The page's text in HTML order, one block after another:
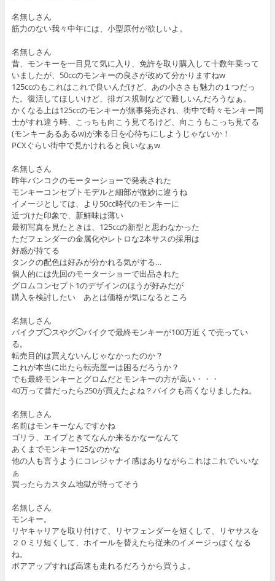
名無しさん
筋力のない我々中年には、小型原付が欲しいよ。
名無しさん
昔、モンキーを一目見て気に入り、免許を取り購入して十数年乗って
いましたが、50ccのモンキーの良さが改めて分かりますねw
125ccのもこれはこれで良いんだけど、あの小ささも魅力の１つだっ
た。復活してほしいけど、排ガス規制などで難しいんだろうなぁ。
かくなる上は125ccのモンキーが無事発売され、街中で時々モンキー同
士がすれ違う時、こっちも向こう見てるけど、向こうもこっち見てる
(モンキーあるあるw)が来る日を心待ちにしようじゃないか！
PCXぐらい街中で見かけれると良いなぁw
名無しさん
昨年バンコクのモーターショーで発表された
モンキーコンセプトモデルと細部が微妙に違うね
イメージとしては、より50cc時代のモンキーに
近づけた印象で、新鮮味は薄い
最初写真を見たときは、125ccの新型と思わなかった
ただフェンダーの金属化やレトロな2本サスの採用は
好感が持てる
タンクの配色は好みが分かれる気がする…
個人的には先回のモーターショーで出品された
グロムコンセプト1のデザインのほうが好みだが
購入を検討したい あとは価格が気になるところ
名無しさん
バイクブ◯スやグ◯バイクで最終モンキーが100万近くで売ってい
る。
転売目的は買えないんじゃなかったのか？
これが本当に出たら転売屋ーは困るだろうか？
でも最終モンキーとグロムだとモンキーの方が高い・・・
40万って昔だったら250が買えたよね？バイクも高くなりましたね。
名無しさん
名前はモンキーなんですかね
ゴリラ、エイプときてなんか来るかなーなんて
あくまでモンキー125なのかな
他の人も言うようにコレジャナイ感はありながらこれはこれでいいな
ぁ
買ったらカスタム地獄が待ってそう
名無しさん
モンキー。
リヤキャリアを取り付けて、リヤフェンダーを短くして、リヤサスを
２０ミリ短くして、ホイールを替えたら従来のイメージっぽくなる
ね。
ボアアップすれば高速も走れるだろうから買うよ。